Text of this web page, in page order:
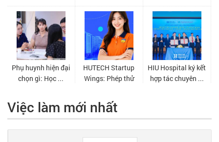
Việc làm mới nhất